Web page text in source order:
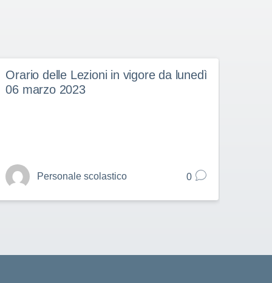
Orario delle Lezioni in vigore da lunedì
06 marzo 2023
Personale scolastico 0